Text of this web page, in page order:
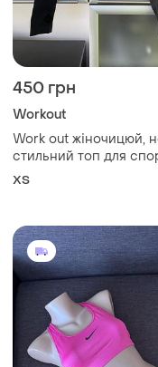
450 грн
Workout
Work out жіночицюй,
стильний топ для
активного відпочинку.
ХS